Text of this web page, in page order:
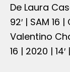
De Laura
92′ | SAM 16
Valentino
16 | 2020 |